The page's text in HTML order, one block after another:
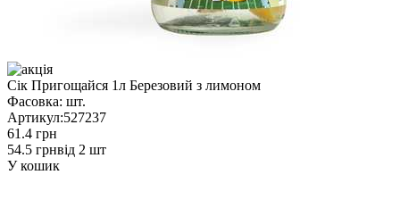
Сік Пригощайся 1л Березовий з лимоном
Фасовка: шт.
Артикул:527237
61.4 грн
54.5 грнвід 2 шт
У кошик